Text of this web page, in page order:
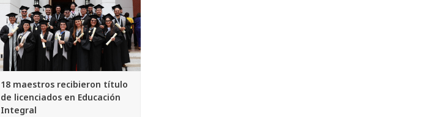
18 maestros recibieron título
de licenciados en Educación
Integral